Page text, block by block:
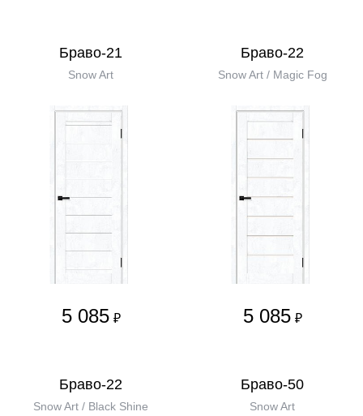
Браво-21
Snow Art
5 085 ₽
Браво-22
Snow Art / Magic Fog
5 085 ₽
Браво-22
Snow Art / Black Shine
Браво-50
Snow Art